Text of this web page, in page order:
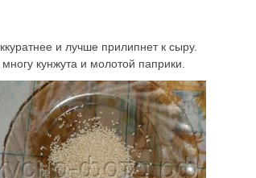
и лучше прилипнет к сыру.
кунжута и молотой паприки.